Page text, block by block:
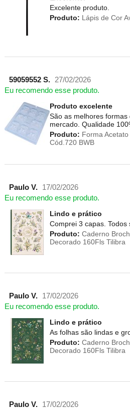
Excelente produto.
Produto: Lápis de Cor
59059552 S.
27/02/2026
Eu recomendo esse produto.
Produto excelente
São as melhores formas
mercado. Qualidade
Produto: Forma
Cód.720 BWB
Paulo V.
17/02/2026
Eu recomendo esse produto.
Lindo e prático
Comprei 3 capas. Todos
Produto: Caderno
Decorado 160Fls Tilibra
Paulo V.
17/02/2026
Eu recomendo esse produto.
Lindo e prático
As folhas são lindas e
Produto: Caderno
Decorado 160Fls Tilibra
Paulo V.
17/02/2026